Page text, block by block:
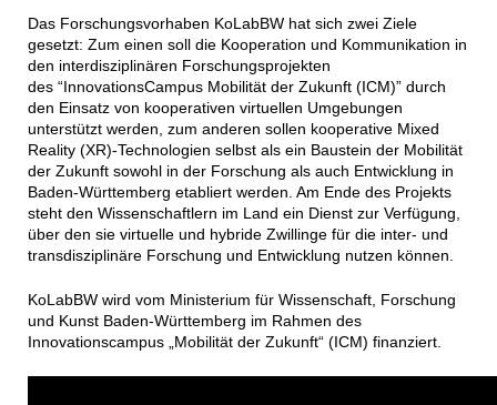
Das Forschungsvorhaben KoLabBW hat sich zwei Ziele
gesetzt: Zum einen soll die Kooperation und Kommunikation in
den interdisziplinären Forschungsprojekten
des “InnovationsCampus Mobilität der Zukunft (ICM)” durch
den Einsatz von kooperativen virtuellen Umgebungen
unterstützt werden, zum anderen sollen kooperative Mixed
Reality (XR)-Technologien selbst als ein Baustein der Mobilität
der Zukunft sowohl in der Forschung als auch Entwicklung in
Baden-Württemberg etabliert werden. Am Ende des Projekts
steht den Wissenschaftlern im Land ein Dienst zur Verfügung,
über den sie virtuelle und hybride Zwillinge für die inter- und
transdisziplinäre Forschung und Entwicklung nutzen können.
KoLabBW wird vom Ministerium für Wissenschaft, Forschung
und Kunst Baden-Württemberg im Rahmen des
Innovationscampus „Mobilität der Zukunft“ (ICM) finanziert.